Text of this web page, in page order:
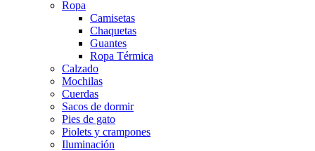
Ropa
Camisetas
Chaquetas
Guantes
Ropa Térmica
Calzado
Mochilas
Cuerdas
Sacos de dormir
Pies de gato
Piolets y crampones
Iluminación